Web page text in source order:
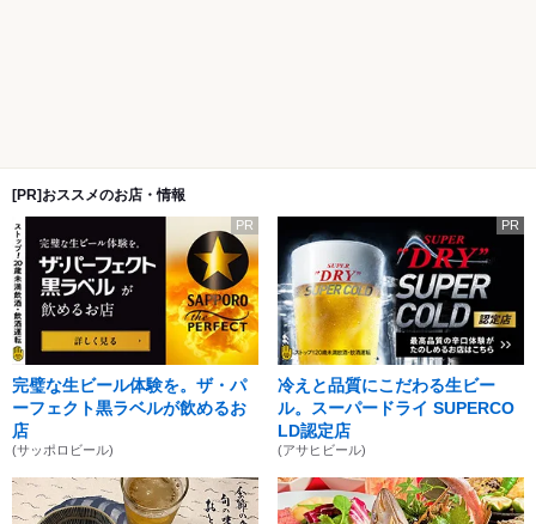
[PR]おススメのお店・情報
PR
完璧な生ビール体験を。ザ・パ
ーフェクト黒ラベルが飲めるお
店
(サッポロビール)
PR
冷えと品質にこだわる生ビー
ル。スーパードライ SUPERCO
LD認定店
(アサヒビール)